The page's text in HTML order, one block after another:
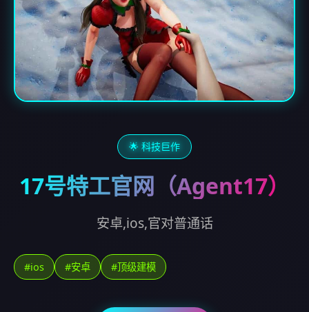
🌟 科技巨作
17号特工官网（Agent17）
安卓,ios,官对普通话
#ios #安卓 #顶级建模